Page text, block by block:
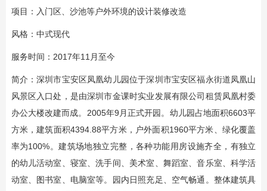
项目：入门区、沙池等户外环境的设计装修改造
风格：中式现代
服务时间：2017年11月至今
简介：深圳市宝安区凤凰幼儿园位于深圳市宝安区福永街道凤凰山
风景区入口处，是由深圳市金课时实业发展有限公司租赁凤凰村委
办公大楼改建而成。2005年9月正式开园。幼儿园占地面积6603平
方米，建筑面积4394.88平方米，户外面积1960平方米、绿化覆盖
率为100%。建筑场地独立完整，各种功能用房设施齐全，有独立
的幼儿活动室、寝室、洗手间、美术室、舞蹈室、音乐室、科学活
动室、图书室、电脑室等。园内日照充足、空气畅通。整体建筑具